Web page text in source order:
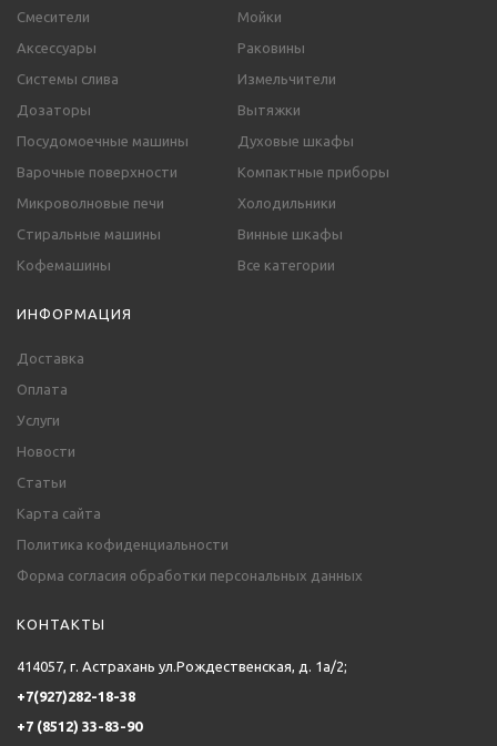
Смесители
Мойки
Аксессуары
Раковины
Системы слива
Измельчители
Дозаторы
Вытяжки
Посудомоечные машины
Духовые шкафы
Варочные поверхности
Компактные приборы
Микроволновые печи
Холодильники
Стиральные машины
Винные шкафы
Кофемашины
Все категории
ИНФОРМАЦИЯ
Доставка
Оплата
Услуги
Новости
Статьи
Карта сайта
Политика кофиденциальности
Форма согласия обработки персональных данных
КОНТАКТЫ
414057, г. Астрахань ул.Рождественская, д. 1а/2;
+7(927)282-18-38
+7 (8512) 33-83-90